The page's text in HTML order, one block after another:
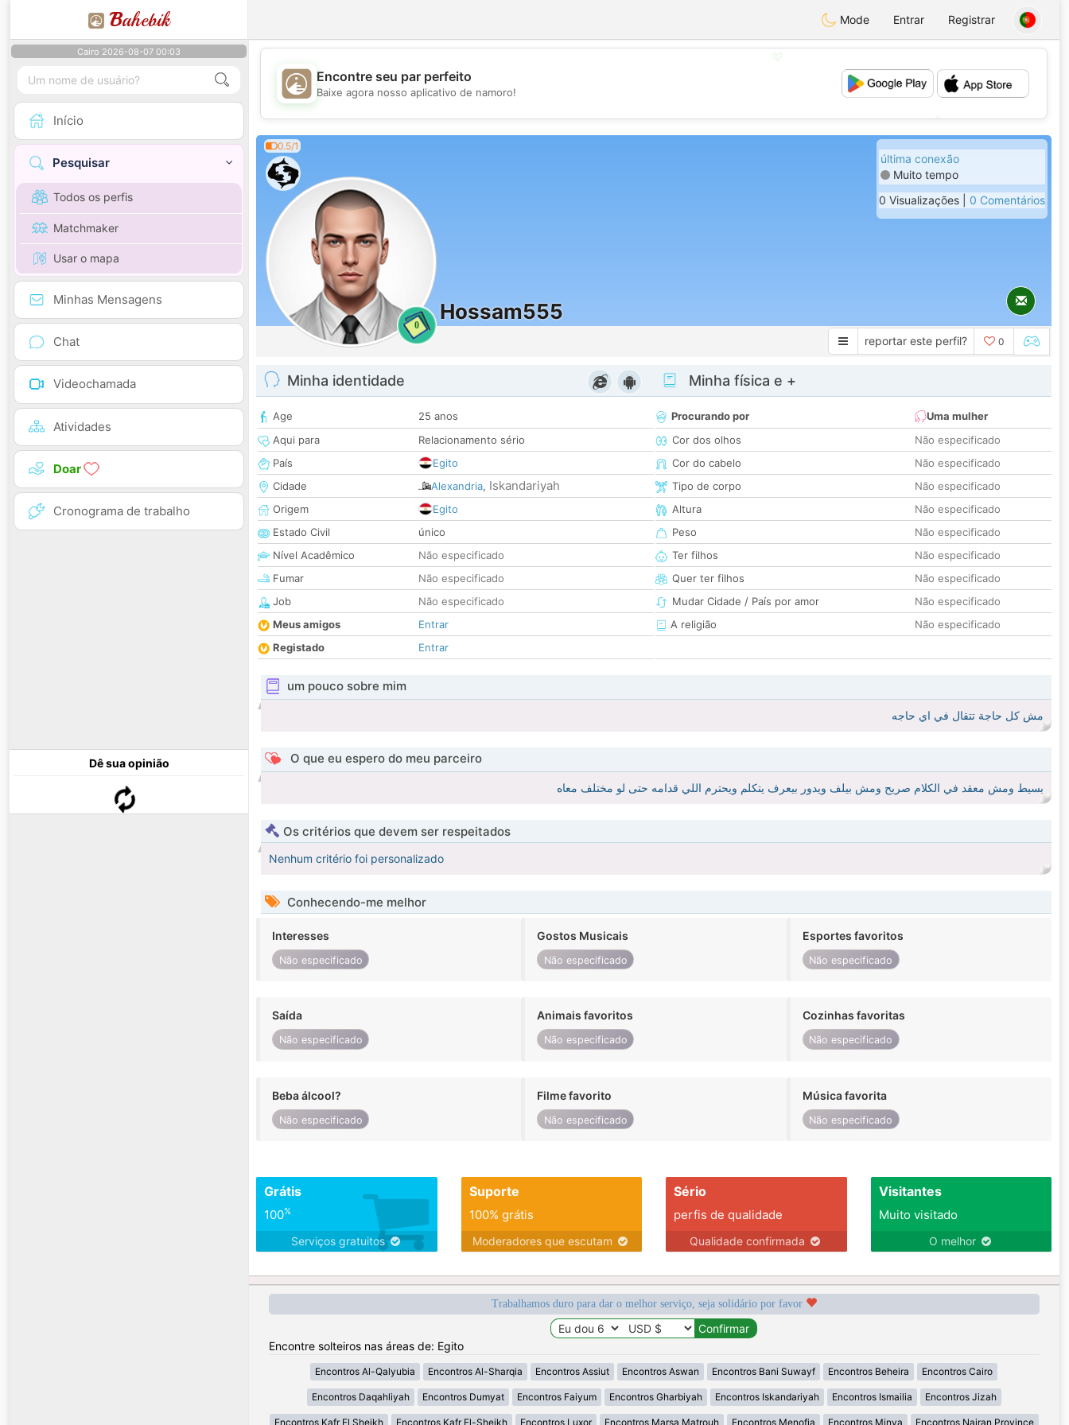
Bahebik Mode Entrar Registrar
Cairo 2026-08-07 00:03
Início
Pesquisar
Todos os perfis
Matchmaker
Usar o mapa
Minhas Mensagens
Chat
Videochamada
Atividades
Doar
Cronograma de trabalho
Dê sua opinião
💖
💕
Encontre seu par perfeito
Baixe agora nosso aplicativo de namoro!
0.5/1
0
Hossam555
última conexão
Muito tempo
0 Visualizações | 0 Comentários
reportar este perfil? 0
Minha identidade
Age
25 anos
Aqui para
Relacionamento sério
País
Egito
Cidade
Alexandria, Iskandariyah
Origem
Egito
Estado Civil
único
Nível Acadêmico
Não especificado
Fumar
Não especificado
Job
Não especificado
Meus amigos
Entrar
Registado
Entrar
Minha física e +
Procurando por
Uma mulher
Cor dos olhos
Não especificado
Cor do cabelo
Não especificado
Tipo de corpo
Não especificado
Altura
Não especificado
Peso
Não especificado
Ter filhos
Não especificado
Quer ter filhos
Não especificado
Mudar Cidade / País por amor
Não especificado
A religião
Não especificado
um pouco sobre mim
مش كل حاجة تتقال في اي حاجه
O que eu espero do meu parceiro
بسيط ومش معقد في الكلام صريح ومش بيلف ويدور بيعرف يتكلم ويحترم اللي قدامه حتى لو مختلف معاه
Os critérios que devem ser respeitados
Nenhum critério foi personalizado
Conhecendo-me melhor
Interesses
Não especificado
Gostos Musicais
Não especificado
Esportes favoritos
Não especificado
Saída
Não especificado
Animais favoritos
Não especificado
Cozinhas favoritas
Não especificado
Beba álcool?
Não especificado
Filme favorito
Não especificado
Música favorita
Não especificado
Grátis
100%
Serviços gratuitos
Suporte
100% grátis
Moderadores que escutam
Sério
perfis de qualidade
Qualidade confirmada
Visitantes
Muito visitado
O melhor
Trabalhamos duro para dar o melhor serviço, seja solidário por favor
Encontre solteiros nas áreas de: Egito
Encontros Al-Qalyubia Encontros Al-Sharqia Encontros Assiut Encontros Aswan Encontros Bani Suwayf Encontros Beheira Encontros Cairo
Encontros Daqahliyah Encontros Dumyat Encontros Faiyum Encontros Gharbiyah Encontros Iskandariyah Encontros Ismailia Encontros Jizah
Encontros Kafr El Sheikh Encontros Kafr El-Sheikh Encontros Luxor Encontros Marsa Matrouh Encontros Menofia Encontros Minya Encontros Najran Province